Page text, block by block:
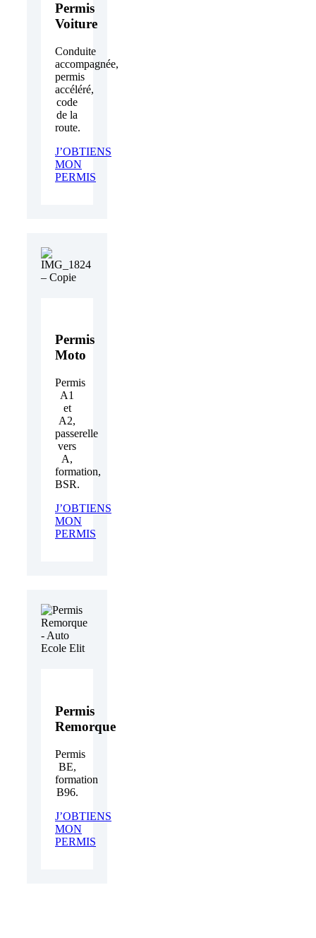
Permis
Voiture
Conduite
accompagnée,
permis
accéléré,
code
de la
route.
J’OBTIENS
MON
PERMIS
Permis
Moto
Permis
A1
et
A2,
passerelle
vers
A,
formation,
BSR.
J’OBTIENS
MON
PERMIS
Permis
Remorque
Permis
BE,
formation
B96.
J’OBTIENS
MON
PERMIS